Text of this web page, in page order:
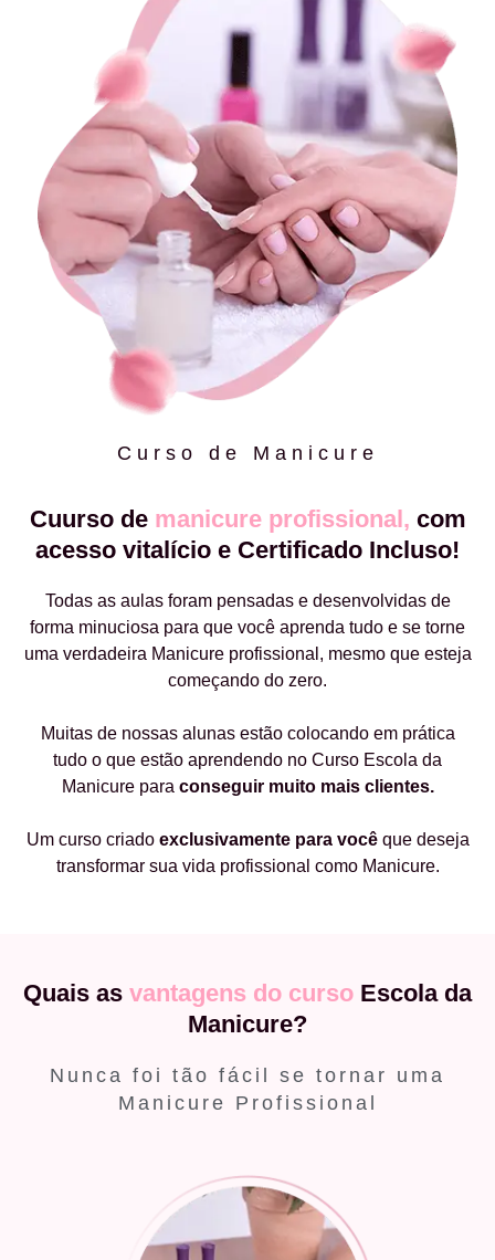
Curso de Manicure
Cuurso de manicure profissional, com
acesso vitalício e Certificado Incluso!
Todas as aulas foram pensadas e desenvolvidas de
forma minuciosa para que você aprenda tudo e se torne
uma verdadeira Manicure profissional, mesmo que esteja
começando do zero.
Muitas de nossas alunas estão colocando em prática
tudo o que estão aprendendo no Curso Escola da
Manicure para conseguir muito mais clientes.
Um curso criado exclusivamente para vocêque deseja
transformar sua vida profissional como Manicure.
Quais as vantagens do curso Escola da
Manicure?
Nunca foi tão fácil se tornar uma
Manicure Profissional